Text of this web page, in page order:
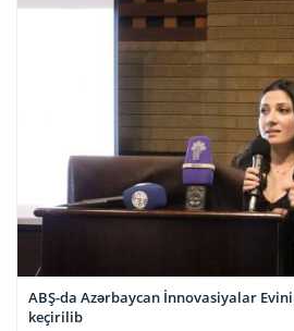
ABŞ-da Azərbaycan İnnovasiyalar
keçirilib